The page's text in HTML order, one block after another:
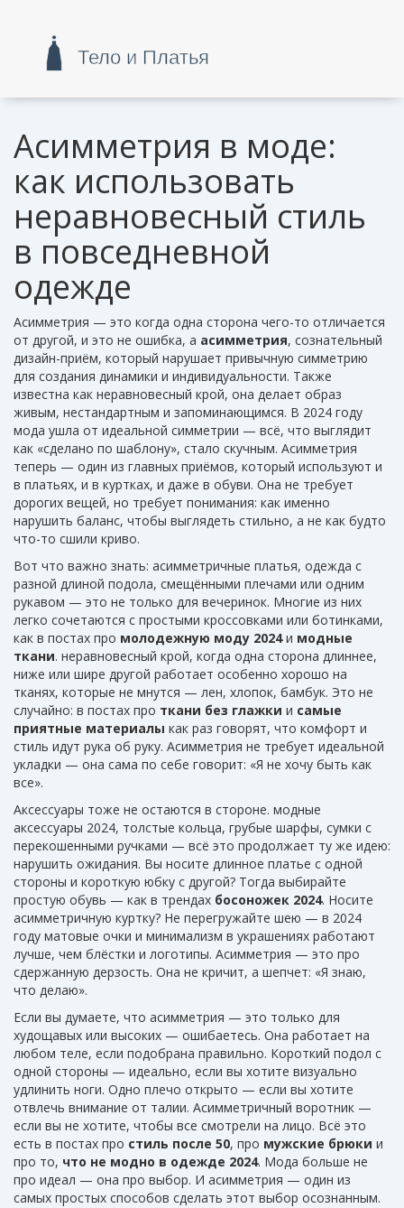
Асимметрия в моде:
как использовать
неравновесный стиль
в повседневной
одежде
Асимметрия — это когда одна сторона чего-то отличается
от другой, и это не ошибка, а асимметрия, сознательный
дизайн-приём, который нарушает привычную симметрию
для создания динамики и индивидуальности. Также
известна как неравновесный крой, она делает образ
живым, нестандартным и запоминающимся. В 2024 году
мода ушла от идеальной симметрии — всё, что выглядит
как «сделано по шаблону», стало скучным. Асимметрия
теперь — один из главных приёмов, который используют и
в платьях, и в куртках, и даже в обуви. Она не требует
дорогих вещей, но требует понимания: как именно
нарушить баланс, чтобы выглядеть стильно, а не как будто
что-то сшили криво.
Вот что важно знать: асимметричные платья, одежда с
разной длиной подола, смещёнными плечами или одним
рукавом — это не только для вечеринок. Многие из них
легко сочетаются с простыми кроссовками или ботинками,
как в постах про молодежную моду 2024и модные
ткани. неравновесный крой, когда одна сторона длиннее,
ниже или шире другой работает особенно хорошо на
тканях, которые не мнутся — лен, хлопок, бамбук. Это не
случайно: в постах про ткани без глажки и самые
приятные материалы как раз говорят, что комфорт и
стиль идут рука об руку. Асимметрия не требует идеальной
укладки — она сама по себе говорит: «Я не хочу быть как
все».
Аксессуары тоже не остаются в стороне. модные
аксессуары 2024, толстые кольца, грубые шарфы, сумки с
перекошенными ручками — всё это продолжает ту же идею:
нарушить ожидания. Вы носите длинное платье с одной
стороны и короткую юбку с другой? Тогда выбирайте
простую обувь — как в трендах босоножек 2024. Носите
асимметричную куртку? Не перегружайте шею — в 2024
году матовые очки и минимализм в украшениях работают
лучше, чем блёстки и логотипы. Асимметрия — это про
сдержанную дерзость. Она не кричит, а шепчет: «Я знаю,
что делаю».
Если вы думаете, что асимметрия — это только для
худощавых или высоких — ошибаетесь. Она работает на
любом теле, если подобрана правильно. Короткий подол с
одной стороны — идеально, если вы хотите визуально
удлинить ноги. Одно плечо открыто — если вы хотите
отвлечь внимание от талии. Асимметричный воротник —
если вы не хотите, чтобы все смотрели на лицо. Всё это
есть в постах про стиль после 50, про мужские брюки и
про то, что не модно в одежде 2024. Мода больше не
про идеал — она про выбор. И асимметрия — один из
самых простых способов сделать этот выбор осознанным.